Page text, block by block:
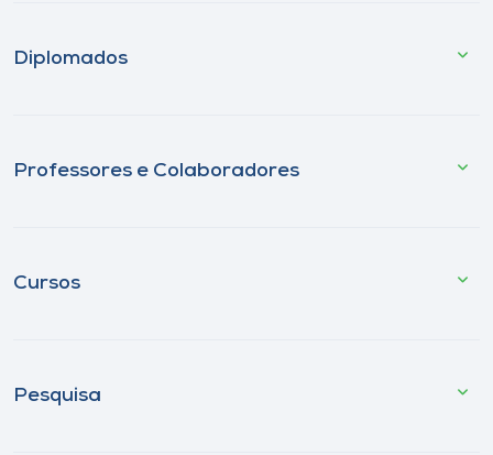
Diplomados
Professores e Colaboradores
Cursos
Pesquisa